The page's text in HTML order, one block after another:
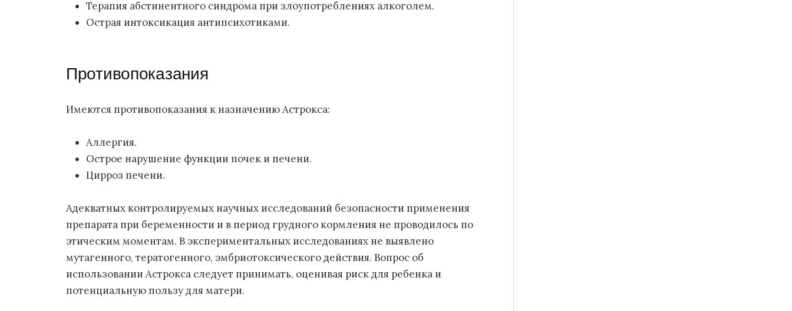
Терапия абстинентного синдрома при злоупотреблениях алкоголем.
Острая интоксикация антипсихотиками.
Противопоказания
Имеются противопоказания к назначению Астрокса:
Аллергия.
Острое нарушение функции почек и печени.
Цирроз печени.
Адекватных контролируемых научных исследований безопасности применения
препарата при беременности и в период грудного кормления не проводилось по
этическим моментам. В экспериментальных исследованиях не выявлено
мутагенного, тератогенного, эмбриотоксического действия. Вопрос об
использовании Астрокса следует принимать, оценивая риск для ребенка и
потенциальную пользу для матери.